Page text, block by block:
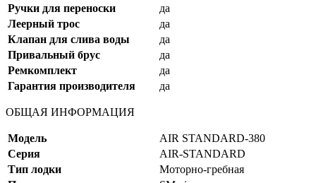
Ручки для переноски
да
Леерный трос
да
Клапан для слива воды
да
Привальный брус
да
Ремкомплект
да
Гарантия производителя
да
ОБЩАЯ ИНФОРМАЦИЯ
Модель
AIR STANDARD-380
Серия
AIR-STANDARD
Тип лодки
Моторно-гребная